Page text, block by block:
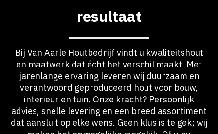
resultaat
Bij Van Aarle Houtbedrijf vindt u kwaliteitshout
en maatwerk dat écht het verschil maakt. Met
jarenlange ervaring leveren wij duurzaam en
verantwoord geproduceerd hout voor bouw,
interieur en tuin. Onze kracht? Persoonlijk
advies, snelle levering en een breed assortiment
dat aansluit op elke wens. Geen klus is te gek; wij